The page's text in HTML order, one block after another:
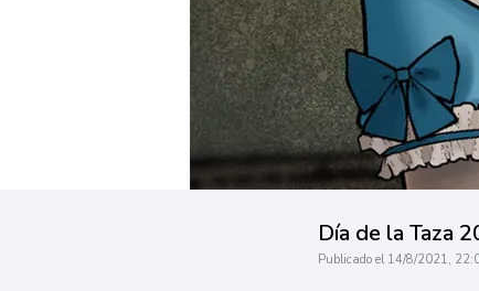
Día de la Taza
Publicado el 14/8/2021,